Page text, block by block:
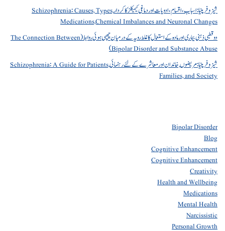
شیزوفرینیا: اسباب، اقسام، ادویات اور دماغی کیمیکلز کا کردار Schizophrenia: Causes, Types,
Medications,Chemical Imbalances and Neuronal Changes
دو قطبی ذہنی بیماری اور مادہ کے استعمال کا غلط رویہ کے درمیان چھپی ہوئی روابط (The Connection Between
Bipolar Disorder and Substance Abuse)
شیزوفرینیا: مریضوں, خاندان اور معاشرے کے لئے رہنمائی Schizophrenia: A Guide for Patients,
Families, and Society
Bipolar Disorder
Blog
Cognitive Enhancement
Cognitive Enhancement
Creativity
Health and Wellbeing
Medications
Mental Health
Narcissistic
Personal Growth